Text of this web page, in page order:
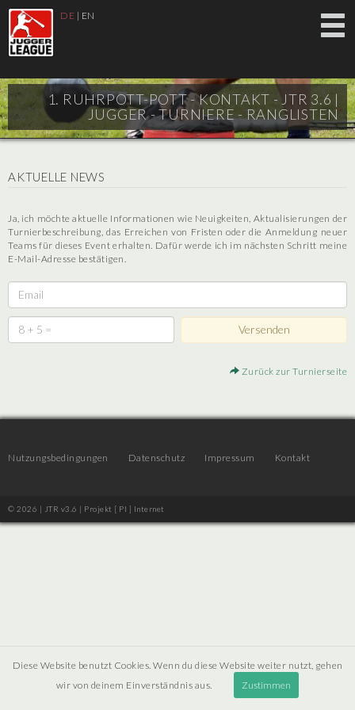
DE | EN
1. RUHRPOTT-POTT - KONTAKT - JTR 3.6 |
JUGGER - TURNIERE - RANGLISTEN
AKTUELLE NEWS
Ja, ich möchte aktuelle Informationen wie Neuigkeiten, Aktualisierungen der
Turnierbeschreibung, das Erreichen von Fristen oder die Anmeldung neuer
Teams für dieses Event erhalten. Dafür werde ich im nächsten Schritt meine
E-Mail-Adresse bestätigen.
Zurück zur Turnierseite
Nutzungsbedingungen Datenschutz Impressum Kontakt
© 2026 | JTR v3.6 | Projekt [ PI ] Internet
Diese Website benutzt Cookies. Wenn du diese Website weiter nutzt, gehen
wir von deinem Einverständnis aus.
Zustimmen